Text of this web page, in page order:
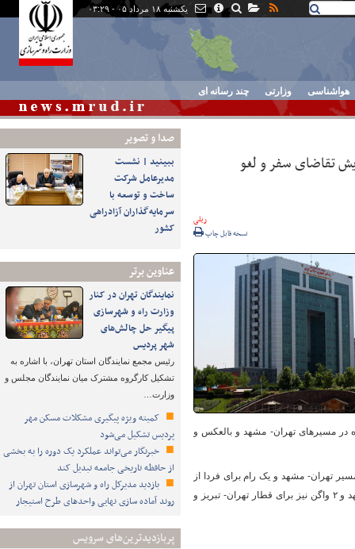
یکشنبه ۱۸ مرداد ۰۵ - ۰۳:۲۹
هواشناسی وزارتی چند رسانه ای
صدا و تصوير
ببینید | نشست
مدیرعامل شرکت
ساخت و توسعه با
سرمایه‌گذاران آزادراهی
کشور
عناوین برتر
نمایندگان تهران در کنار
وزارت راه و شهرسازی
پیگیر حل چالش‌های
شهر پردیس
رئیس مجمع نمایندگان استان تهران، با اشاره به
تشکیل کارگروه مشترک میان نمایندگان مجلس و
وزارت…
کمیته ویژه پیگیری مشکلات مسکن مهر
پردیس تشکیل می‌شود
خبرنگار می‌تواند عملکرد یک دوره را به بخشی
از حافظه تاریخی جامعه تبدیل کند
بازدید مدیرکل راه و شهرسازی استان تهران از
روند آماده سازی نهایی واحدهای طرح استیجار
پربازدیدترین‌های سرویس
تقاضای سفر و لغو
ریلی
نسخه قابل چاپ
در مسیرهای تهران- مشهد و بالعکس و
تهران- مشهد و یک رام برای فردا از
مشهد - تهران پیش بینی راه اندازی شد. علاوه بر آن ۵ واگن به ظرفیت قطارها در مسیر تهران ـ مشهد و ۲ واگن نیز برای قطار تهران- تبریز و